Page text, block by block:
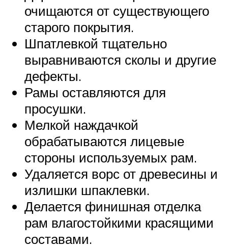
очищаются от существующего
старого покрытия.
Шпатлевкой тщательно
выравниваются сколы и другие
дефекты.
Рамы оставляются для
просушки.
Мелкой наждачкой
обрабатываются лицевые
стороны используемых рам.
Удаляется ворс от древесины и
излишки шпаклевки.
Делается финишная отделка
рам влагостойкими красящими
составами.